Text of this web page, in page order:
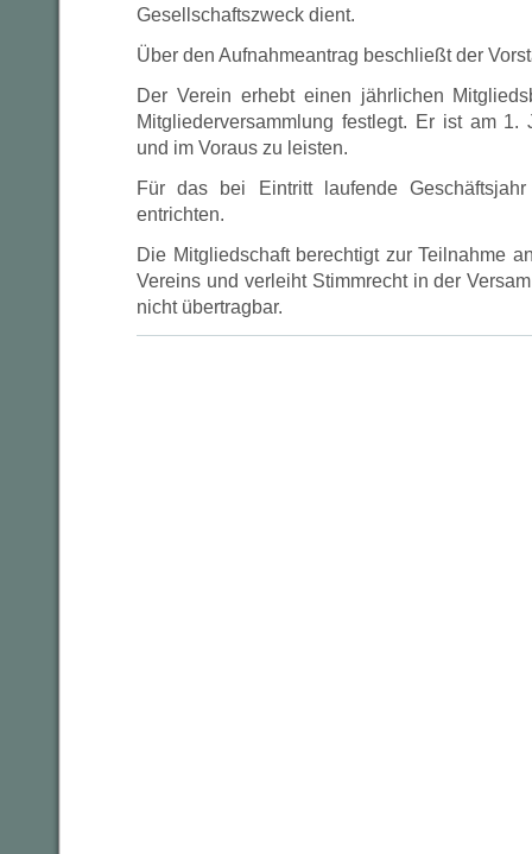
Gesellschaftszweck dient.
Über den Aufnahmeantrag beschließt der
Der Verein erhebt einen jährlichen
Mitgliederversammlung festlegt. Er ist am
und im Voraus zu leisten.
Für das bei Eintritt laufende
entrichten.
Die Mitgliedschaft berechtigt zur Teilnahme
Vereins und verleiht Stimmrecht in der
nicht übertragbar.